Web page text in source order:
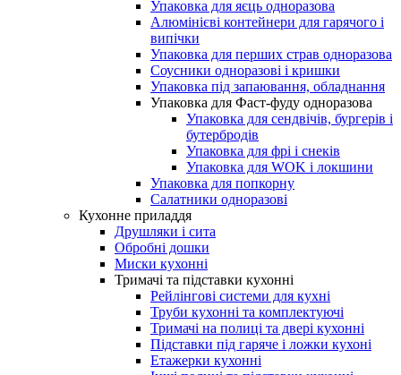
Упаковка для яєць одноразова
Алюмінієві контейнери для гарячого і
випічки
Упаковка для перших страв одноразова
Соусники одноразові і кришки
Упаковка під запаювання, обладнання
Упаковка для Фаст-фуду одноразова
Упаковка для сендвічів, бургерів і
бутербродів
Упаковка для фрі і снеків
Упаковка для WOK і локшини
Упаковка для попкорну
Салатники одноразові
Кухонне приладдя
Друшляки і сита
Обробні дошки
Миски кухонні
Тримачі та підставки кухонні
Рейлінгові системи для кухні
Труби кухонні та комплектуючі
Тримачі на полиці та двері кухонні
Підставки під гаряче і ложки кухоні
Етажерки кухонні